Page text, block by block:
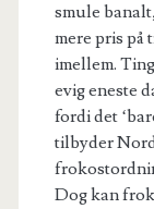
smule
mere pris på
imellem.
evig eneste
fordi det
tilbyder
Dog kan